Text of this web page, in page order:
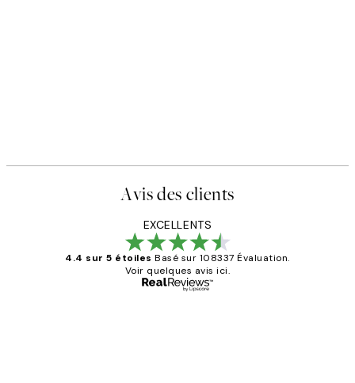
Avis des clients
EXCELLENTS
4.4 sur 5 étoiles Basé sur 108337 Évaluation.
Voir quelques avis ici.